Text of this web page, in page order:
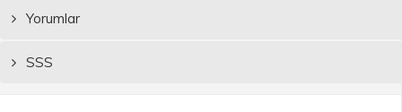
Yorumlar
SSS